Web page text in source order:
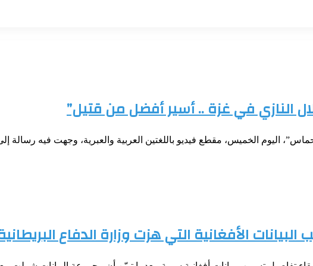
النازي في غزة .. أسير أفضل من قتيل”
اليوم الخميس، مقطع فيديو باللغتين العربية والعبرية، وجهت فيه رسالة
الأفغانية التي هزت وزارة الدفاع